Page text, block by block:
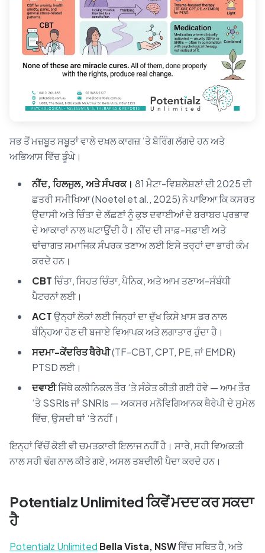
ਸਭ ਤੋਂ ਮਜ਼ਬੂਤ ਸਬੂਤਾਂ ਵਾਲੇ ਦਖ਼ਲ ਕਾਗਜ਼ ‘ਤੇ ਬੋਰਿੰਗ ਲੱਗਦੇ ਹਨ ਅਤੇ
ਅਭਿਆਸ ਵਿੱਚ ਡੂੰਘੇ।
ਨੀਂਦ, ਹਿਲਜੁਲ, ਅਤੇ ਸੰਪਰਕ। 81 ਮੈਟਾ-ਵਿਸ਼ਲੇਸ਼ਣਾਂ ਦੀ 2025 ਦੀ
ਛਤਰੀ ਸਮੀਖਿਆ (Noetel et al., 2025) ਨੇ ਪਾਇਆ ਕਿ ਕਸਰਤ
ਉਦਾਸੀ ਅਤੇ ਚਿੰਤਾ ਦੇ ਲੱਛਣਾਂ ਨੂੰ ਕੁਝ ਦਵਾਈਆਂ ਦੇ ਬਰਾਬਰ ਪ੍ਰਭਾਵ
ਦੇ ਆਕਾਰਾਂ ਨਾਲ ਘਟਾਉਂਦੀ ਹੈ। ਨੀਂਦ ਦੀ ਸਾਫ਼-ਸਫ਼ਾਈ ਅਤੇ
ਢਾਂਚਾਗਤ ਸਮਾਜਿਕ ਸੰਪਰਕ ਤਣਾਅ ਲਈ ਇਸੇ ਤਰ੍ਹਾਂ ਦਾ ਭਾਰੀ ਕੰਮ
ਕਰਦੇ ਹਨ।
CBTਚਿੰਤਾ, ਸਿਹਤ ਚਿੰਤਾ, ਪੈਨਿਕ, ਅਤੇ ਆਮ ਤਣਾਅ-ਸੰਬੰਧੀ
ਪੈਟਰਨਾਂ ਲਈ।
ACTਉਨ੍ਹਾਂ ਲੋਕਾਂ ਲਈ ਜਿਨ੍ਹਾਂ ਦਾ ਦੁੱਖ ਕਿਸੇ ਖ਼ਾਸ ਡਰ ਨਾਲ
ਬੰਨ੍ਹਿਆ ਹੋਣ ਦੀ ਬਜਾਏ ਵਿਆਪਕ ਅਤੇ ਲਗਾਤਾਰ ਹੁੰਦਾ ਹੈ।
ਸਦਮਾ-ਕੇਂਦਰਿਤ ਥੈਰੇਪੀ(TF-CBT, CPT, PE, ਜਾਂ EMDR)
PTSD ਲਈ।
ਦਵਾਈਜਿੱਥੇ ਕਲੀਨਿਕਲ ਤੌਰ ‘ਤੇ ਸੰਕੇਤ ਕੀਤੀ ਗਈ ਹੋਵੇ — ਆਮ ਤੌਰ
‘ਤੇ SSRIs ਜਾਂ SNRIs — ਅਕਸਰ ਮਨੋਵਿਗਿਆਨਕ ਥੈਰੇਪੀ ਦੇ ਸੁਮੇਲ
ਵਿੱਚ, ਉਸਦੀ ਥਾਂ ‘ਤੇ ਨਹੀਂ।
ਇਨ੍ਹਾਂ ਵਿੱਚੋਂ ਕੋਈ ਵੀ ਚਮਤਕਾਰੀ ਇਲਾਜ ਨਹੀਂ ਹੈ। ਸਾਰੇ, ਸਹੀ ਵਿਅਕਤੀ
ਨਾਲ ਸਹੀ ਢੰਗ ਨਾਲ ਕੀਤੇ ਗਏ, ਅਸਲ ਤਬਦੀਲੀ ਪੈਦਾ ਕਰਦੇ ਹਨ।
Potentialz Unlimited ਕਿਵੇਂ ਮਦਦ ਕਰ ਸਕਦਾ
ਹੈ
Potentialz Unlimited Bella Vista, NSWਵਿੱਚ ਸਥਿਤ ਹੈ, ਅਤੇ